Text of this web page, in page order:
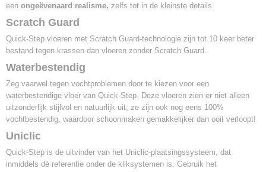
een ongeëvenaard realisme, zelfs tot in de kleinste details.
Scratch Guard
Quick-Step vloeren met Scratch Guard-technologie zijn tot 10 keer beter
bestand tegen krassen dan vloeren zonder Scratch Guard.
Waterbestendig
Zeg vaarwel tegen vochtproblemen door te kiezen voor een
waterbestendige vloer van Quick-Step. Deze vloeren zien er niet alleen
uitzonderlijk stijlvol en natuurlijk uit, ze zijn ook nog eens 100%
vochtbestendig, waardoor schoonmaken gemakkelijker dan ooit verloopt!
Uniclic
Quick-Step is de uitvinder van het Uniclic-plaatsingssysteem, dat
inmiddels dé referentie onder de kliksystemen is. Gebruik het